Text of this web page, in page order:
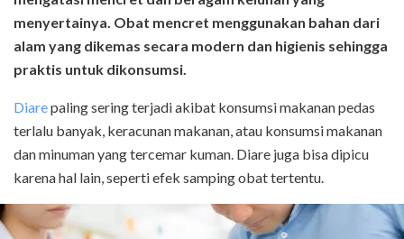
menyertainya. Obat mencret menggunakan bahan dari
alam yang dikemas secara modern dan higienis sehingga
praktis untuk dikonsumsi.
Diarepaling sering terjadi akibat konsumsi makanan pedas
terlalu banyak, keracunan makanan, atau konsumsi makanan
dan minuman yang tercemar kuman. Diare juga bisa dipicu
karena hal lain, seperti efek samping obat tertentu.